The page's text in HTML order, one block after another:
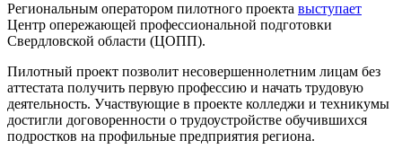
Региональным оператором пилотного проекта выступает
Центр опережающей профессиональной подготовки
Свердловской области (ЦОПП).
Пилотный проект позволит несовершеннолетним лицам без
аттестата получить первую профессию и начать трудовую
деятельность. Участвующие в проекте колледжи и техникумы
достигли договоренности о трудоустройстве обучившихся
подростков на профильные предприятия региона.